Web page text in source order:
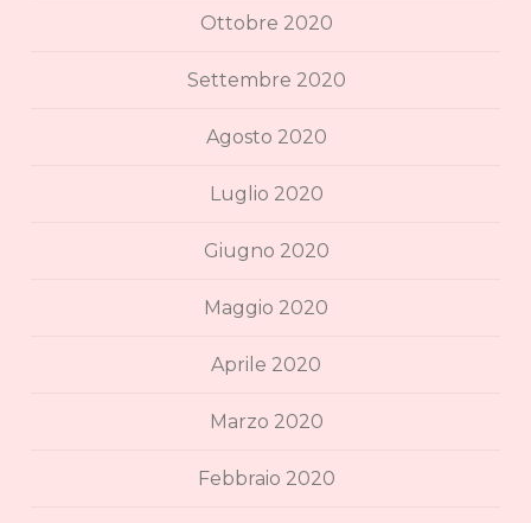
Ottobre 2020
Settembre 2020
Agosto 2020
Luglio 2020
Giugno 2020
Maggio 2020
Aprile 2020
Marzo 2020
Febbraio 2020